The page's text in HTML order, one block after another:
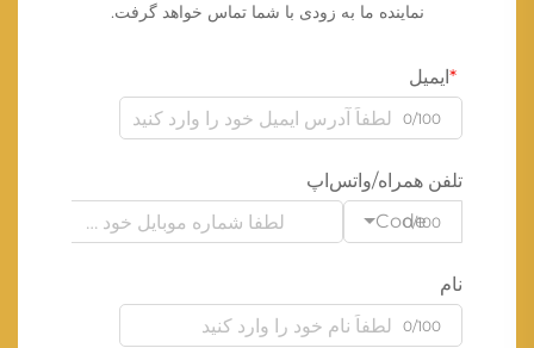
نماینده ما به زودی با شما تماس خواهد گرفت.
ایمیل
0/100
تلفن همراه/واتس‌اپ
Code
0/100
نام
0/100